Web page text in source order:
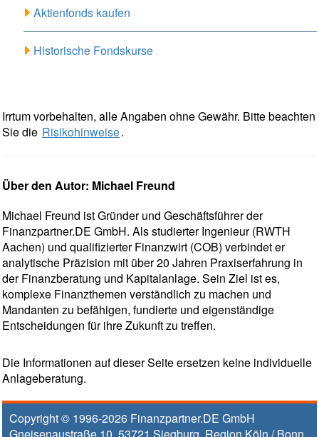
Aktienfonds kaufen
Historische Fondskurse
Irrtum vorbehalten, alle Angaben ohne Gewähr. Bitte beachten
Sie die Risikohinweise.
Über den Autor: Michael Freund
Michael Freund ist Gründer und Geschäftsführer der
Finanzpartner.DE GmbH. Als studierter Ingenieur (RWTH
Aachen) und qualifizierter Finanzwirt (COB) verbindet er
analytische Präzision mit über 20 Jahren Praxiserfahrung in
der Finanzberatung und Kapitalanlage. Sein Ziel ist es,
komplexe Finanzthemen verständlich zu machen und
Mandanten zu befähigen, fundierte und eigenständige
Entscheidungen für ihre Zukunft zu treffen.
Die Informationen auf dieser Seite ersetzen keine individuelle
Anlageberatung.
Copyright © 1996-2026 Finanzpartner.DE GmbH